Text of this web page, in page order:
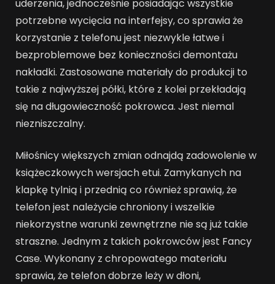
uderzenia, jednocześnie posiadając wszystkie
potrzebne wycięcia na interfejsy, co sprawia że
korzystanie z telefonu jest niezwykle łatwe i
bezproblemowe bez konieczności demontażu
nakładki. Zastosowane materiały do produkcji to
takie z najwyższej półki, które z kolei przekładają
się na długowieczność pokrowca. Jest niemal
niezniszczalny.
Miłośnicy większych zmian odnajdą zadowolenie w
książeczkowych wersjach etui. Zamykanych na
klapkę tylnią i przednią co również sprawią, że
telefon jest należycie chroniony i wszelkie
niekorzystne warunki zewnętrzne nie są już takie
straszne. Jednym z takich pokrowców jest Fancy
Case. Wykonany z chropowatego materiału
sprawia, że telefon dobrze leży w dłoni,